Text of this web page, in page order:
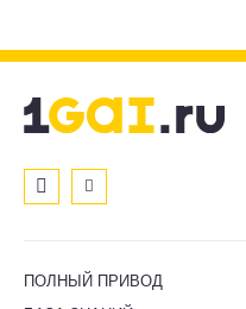
ПОЛНЫЙ ПРИВОД